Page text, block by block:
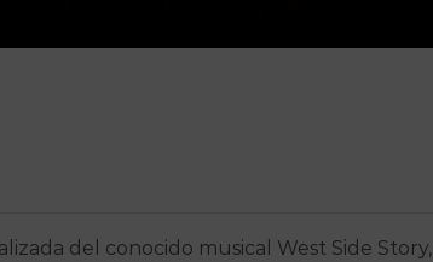
del conocido musical West Side Story,